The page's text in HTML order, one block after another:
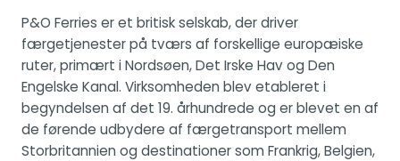
P&O Ferries er et britisk selskab, der driver
færgetjenester på tværs af forskellige europæiske
ruter, primært i Nordsøen, Det Irske Hav og Den
Engelske Kanal. Virksomheden blev etableret i
begyndelsen af det 19. århundrede og er blevet en af
de førende udbydere af færgetransport mellem
Storbritannien og destinationer som Frankrig, Belgien,